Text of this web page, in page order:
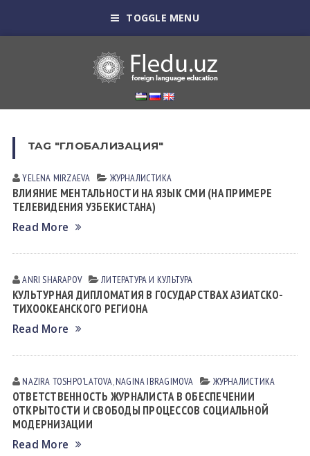
TOGGLE MENU
TAG "ГЛОБАЛИЗАЦИЯ"
YELENA MIRZАEVА ЖУРНАЛИСТИКА
ВЛИЯНИЕ МЕНТАЛЬНОСТИ НА ЯЗЫК СМИ (НА ПРИМЕРЕ
ТЕЛЕВИДЕНИЯ УЗБЕКИСТАНА)
Read More
ANRI SHARAPOV ЛИТЕРАТУРА И КУЛЬТУРА
КУЛЬТУРНАЯ ДИПЛОМАТИЯ В ГОСУДАРСТВАХ АЗИАТСКО-
ТИХООКЕАНСКОГО РЕГИОНА
Read More
NAZIRA TOSHPOʼLАTOVА,NAGINA IBRАGIMOVА ЖУРНАЛИСТИКА
ОТВЕТСТВЕННОСТЬ ЖУРНАЛИСТА В ОБЕСПЕЧЕНИИ
ОТКРЫТОСТИ И СВОБОДЫ ПРОЦЕССОВ СОЦИАЛЬНОЙ
МОДЕРНИЗАЦИИ
Read More